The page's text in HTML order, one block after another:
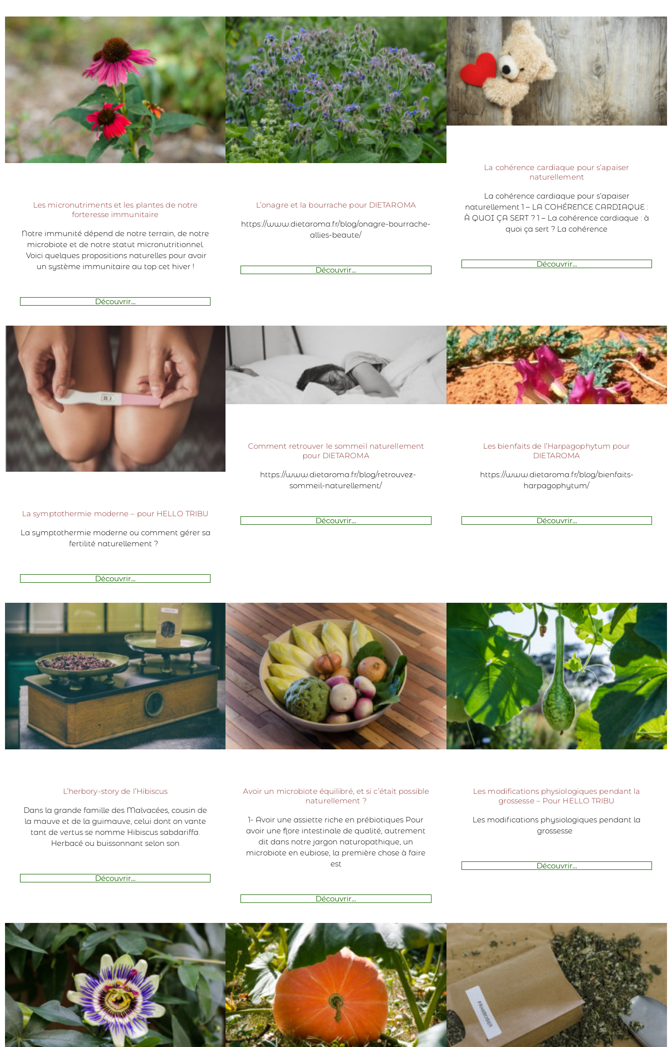
Les micronutriments et les plantes de notre
forteresse immunitaire
Notre immunité dépend de notre terrain, de notre
microbiote et de notre statut micronutritionnel.
Voici quelques propositions naturelles pour avoir
un système immunitaire au top cet hiver !
Découvrir...
L’onagre et la bourrache pour DIETAROMA
https://www.dietaroma.fr/blog/onagre-bourrache-
allies-beaute/
Découvrir...
La cohérence cardiaque pour s’apaiser
naturellement
La cohérence cardiaque pour s’apaiser
naturellement 1 – LA COHÉRENCE CARDIAQUE :
À QUOI ÇA SERT ?​ 1 – La cohérence cardiaque : à
quoi ça sert ? La cohérence
Découvrir...
La symptothermie moderne – pour HELLO TRIBU
La symptothermie moderne ou comment gérer sa
fertilité naturellement ?
Découvrir...
Comment retrouver le sommeil naturellement
pour DIETAROMA
https://www.dietaroma.fr/blog/retrouvez-
sommeil-naturellement/
Découvrir...
Les bienfaits de l’Harpagophytum pour
DIETAROMA
https://www.dietaroma.fr/blog/bienfaits-
harpagophytum/
Découvrir...
L’herbory-story de l’Hibiscus
Dans la grande famille des Malvacées, cousin de
la mauve et de la guimauve, celui dont on vante
tant de vertus se nomme Hibiscus sabdariffa.
Herbacé ou buissonnant selon son
Découvrir...
Avoir un microbiote équilibré, et si c’était possible
naturellement ?
1- Avoir une assiette riche en prébiotiques Pour
avoir une flore intestinale de qualité, autrement
dit dans notre jargon naturopathique, un
microbiote en eubiose, la première chose à faire
est
Découvrir...
Les modifications physiologiques pendant la
grossesse – Pour HELLO TRIBU
Les modifications physiologiques pendant la
grossesse
Découvrir...